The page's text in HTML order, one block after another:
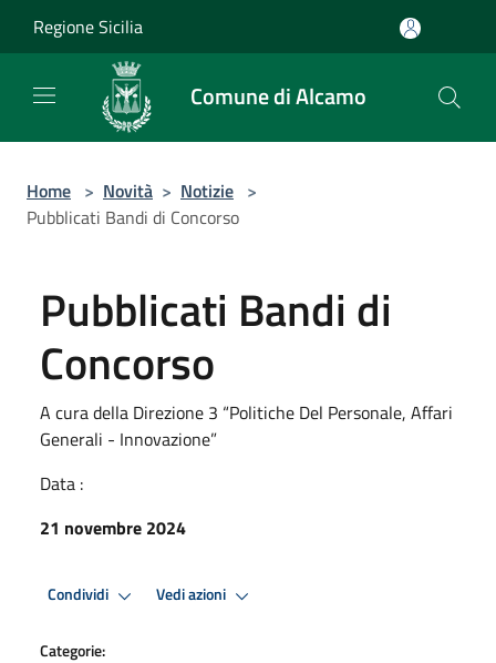
Regione Sicilia
Comune di Alcamo
Home > Novità > Notizie >
Pubblicati Bandi di Concorso
Pubblicati Bandi di
Concorso
A cura della Direzione 3 “Politiche Del Personale, Affari
Generali - Innovazione”
Data :
21 novembre 2024
Condividi Vedi azioni
Categorie: